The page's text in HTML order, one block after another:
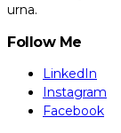
urna.
Follow Me
LinkedIn
Instagram
Facebook